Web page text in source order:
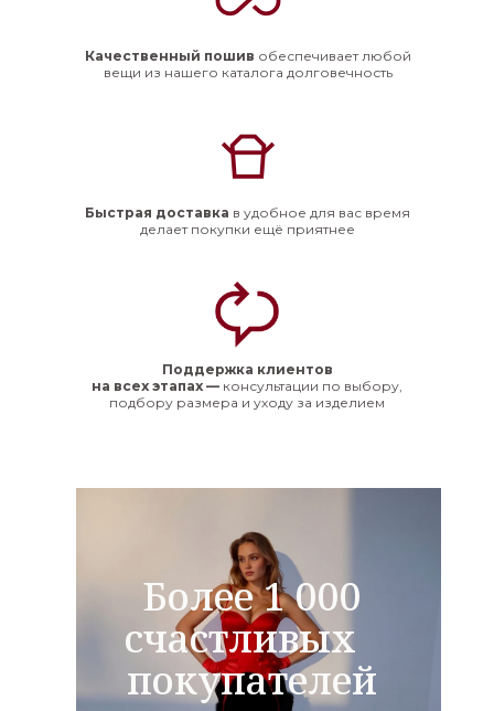
Качественный пошив обеспечивает любой
вещи из нашего каталога долговечность
Быстрая доставка в удобное для вас время
делает покупки ещё приятнее
Поддержка клиентов
на всех этапах — консультации по выбору,
подбору размера и уходу за изделием
Более 1 000
счастливых
покупателей